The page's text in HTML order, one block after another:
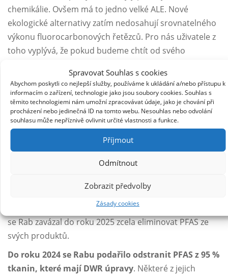
Spravovat Souhlas s cookies
Abychom poskytli co nejlepší služby, používáme k ukládání a/nebo přístupu k
informacím o zařízení, technologie jako jsou soubory cookies. Souhlas s
těmito technologiemi nám umožní zpracovávat údaje, jako je chování při
procházení nebo jedinečná ID na tomto webu. Nesouhlas nebo odvolání
souhlasu může nepříznivě ovlivnit určité vlastnosti a funkce.
Příjmout
Odmítnout
Zobrazit předvolby
Zásady cookies
chemikálie. Ovšem má to jedno velké ALE. Nové
ekologické alternativy zatím nedosahují srovnatelného
výkonu fluorocarbonových řetězců. Pro nás uživatele z
toho vyplývá, že pokud budeme chtít od svého
podílet pravidelnou péčí a obnovou DWR v podobě
praníaimpregnace. A to s větší intenzitou, než tomu
bylo dříve.
Rab
Britská outdoorová značka Rab aktivně pracuje na
postupném odstranění PFAS ze svých produktů. Od
roku 2013 postupně přešel z dlouhých řetězců PFAS
(C8) na kratší řetězce (C6), které byly původně
považovány za méně škodlivé. Nicméně po zjištění, že i
kratší řetězce PFAS představují environmentální rizika,
se Rab zavázal do roku 2025 zcela eliminovat PFAS ze
svých produktů.
Do roku 2024 se Rabu podařilo odstranit PFAS z 95 %
tkanin, které mají DWR úpravy. Některé z jejich